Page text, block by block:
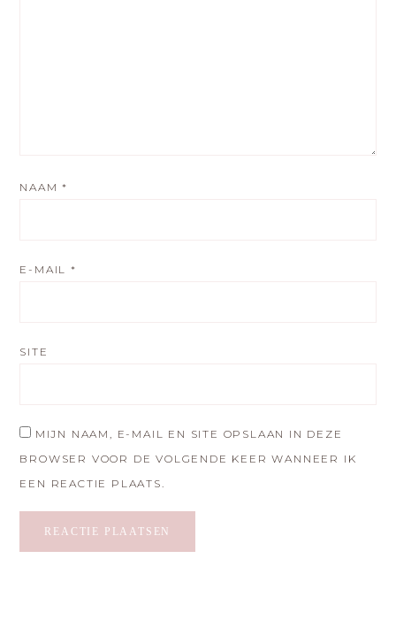
NAAM*
E-MAIL*
SITE
MIJN NAAM, E-MAIL EN SITE OPSLAAN IN DEZE
BROWSER VOOR DE VOLGENDE KEER WANNEER IK
EEN REACTIE PLAATS.